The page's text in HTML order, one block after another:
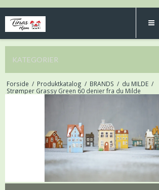
KATEGORIER
Forside / Produktkatalog / BRANDS / du MILDE /
Strømper Grassy Green 60 denier fra du Milde